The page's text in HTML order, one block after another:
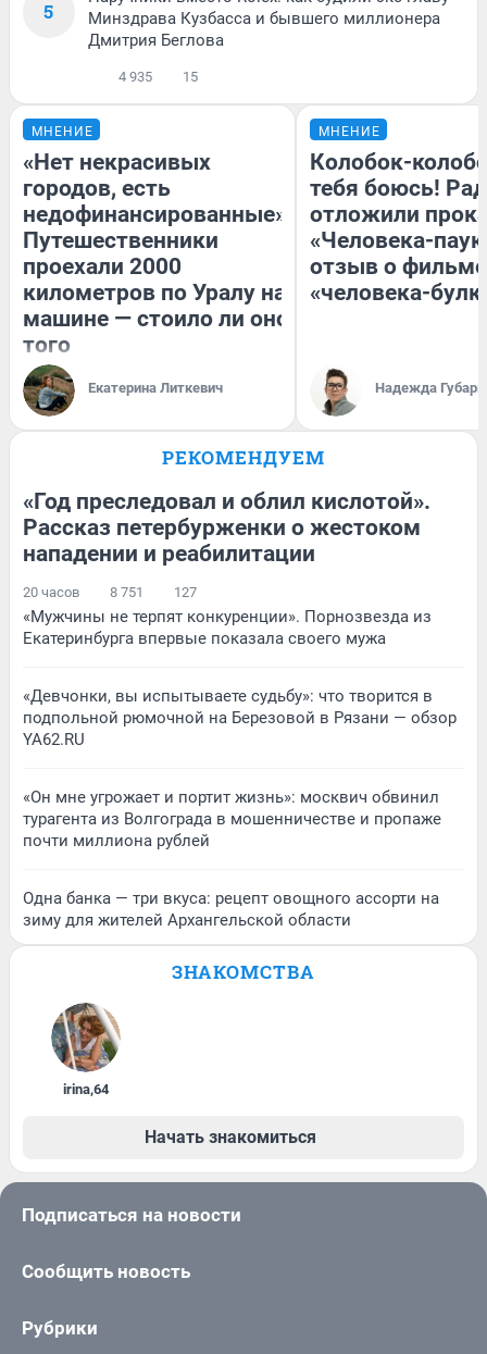
5
Минздрава Кузбасса и бывшего миллионера
Дмитрия Беглова
4 935 15
МНЕНИЕ
«Нет некрасивых
городов, есть
недофинансированные».
Путешественники
проехали 2000
километров по Уралу на
машине — стоило ли оно
того
Екатерина Литкевич
МНЕНИЕ
Колобок-
тебя боюсь!
отложили
«Человека-
отзыв о
«человека-
Надежда Губарь
РЕКОМЕНДУЕМ
«Год преследовал и облил кислотой».
Рассказ петербурженки о жестоком
нападении и реабилитации
20 часов 8 751 127
«Мужчины не терпят конкуренции». Порнозвезда из
Екатеринбурга впервые показала своего мужа
«Девчонки, вы испытываете судьбу»: что творится в
подпольной рюмочной на Березовой в Рязани — обзор
YA62.RU
«Он мне угрожает и портит жизнь»: москвич обвинил
турагента из Волгограда в мошенничестве и пропаже
почти миллиона рублей
Одна банка — три вкуса: рецепт овощного ассорти на
зиму для жителей Архангельской области
ЗНАКОМСТВА
irina,64
Начать знакомиться
Подписаться на новости
Сообщить новость
Рубрики